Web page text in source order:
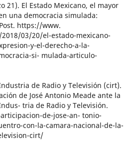
21). El Estado Mexicano, el mayor
una democracia simulada:
https://www.
03/20/el-estado-mexicano-
y-el-derecho-a-la-
si- mulada-articulo-
de Radio y Televisión (cirt).
de José Antonio Meade ante la
tria de Radio y Televisión.
de-jose-an- tonio-
con-la-camara-nacional-de-la-
cirt/